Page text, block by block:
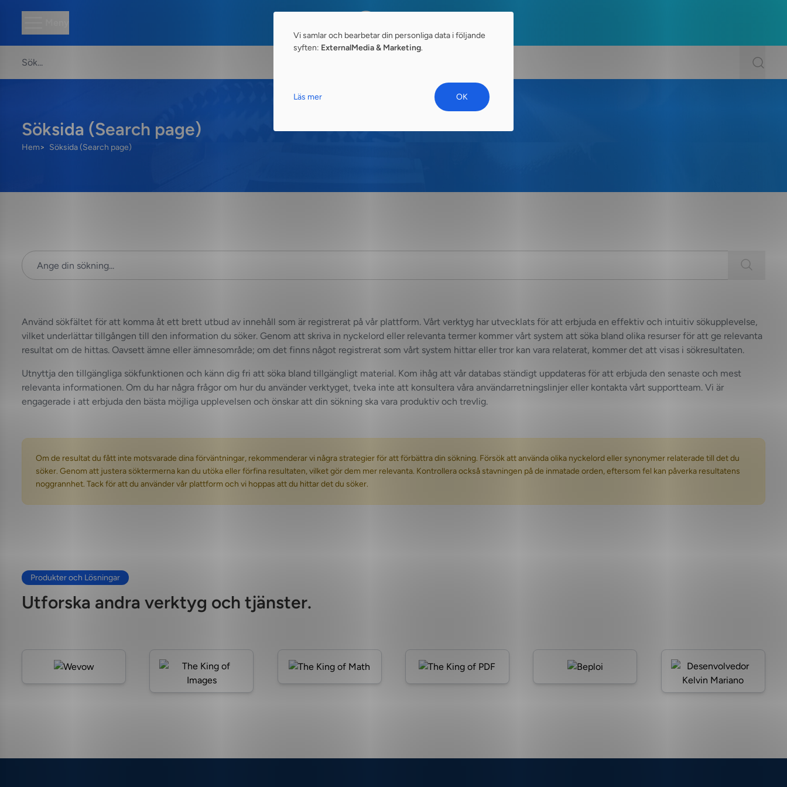
Söksida (Search page)
Hem Söksida (Search page)
Använd sökfältet för att komma åt ett brett utbud av innehåll som är registrerat på vår plattform. Vårt verktyg har utvecklats för att erbjuda en effektiv och intuitiv sökupplevelse,
vilket underlättar tillgången till den information du söker. Genom att skriva in nyckelord eller relevanta termer kommer vårt system att söka bland olika resurser för att ge relevanta
resultat om de hittas. Oavsett ämne eller ämnesområde; om det finns något registrerat som vårt system hittar eller tror kan vara relaterat, kommer det att visas i sökresultaten.
Utnyttja den tillgängliga sökfunktionen och känn dig fri att söka bland tillgängligt material. Kom ihåg att vår databas ständigt uppdateras för att erbjuda den senaste och mest
relevanta informationen. Om du har några frågor om hur du använder verktyget, tveka inte att konsultera våra användarretningslinjer eller kontakta vårt supportteam. Vi är
engagerade i att erbjuda den bästa möjliga upplevelsen och önskar att din sökning ska vara produktiv och trevlig.
Om de resultat du fått inte motsvarade dina förväntningar, rekommenderar vi några strategier för att förbättra din sökning. Försök att använda olika nyckelord eller synonymer relaterade till det du
söker. Genom att justera söktermerna kan du utöka eller förfina resultaten, vilket gör dem mer relevanta. Kontrollera också stavningen på de inmatade orden, eftersom fel kan påverka resultatens
noggrannhet. Tack för att du använder vår plattform och vi hoppas att du hittar det du söker.
Produkter och Lösningar
Utforska andra verktyg och tjänster.
Vi samlar och bearbetar din personliga data i följande
syften: ExternalMedia & Marketing.
Läs mer OK